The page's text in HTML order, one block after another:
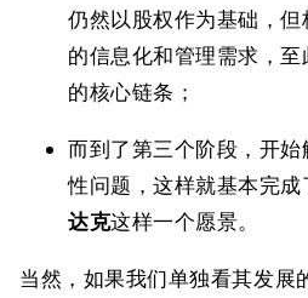
仍然以股权作为基础，
的信息化和管理需求，
的核心链条；
而到了第三个阶段，开
性问题，这样就基本完成
达克这样一个愿景。
当然，如果我们单独看其发展